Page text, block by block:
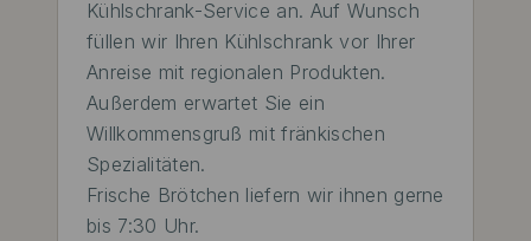
Kühlschrank-Service an. Auf Wunsch
füllen wir Ihren Kühlschrank vor Ihrer
Anreise mit regionalen Produkten.
Außerdem erwartet Sie ein
Willkommensgruß mit fränkischen
Spezialitäten.
Frische Brötchen liefern wir ihnen gerne
bis 7:30 Uhr.